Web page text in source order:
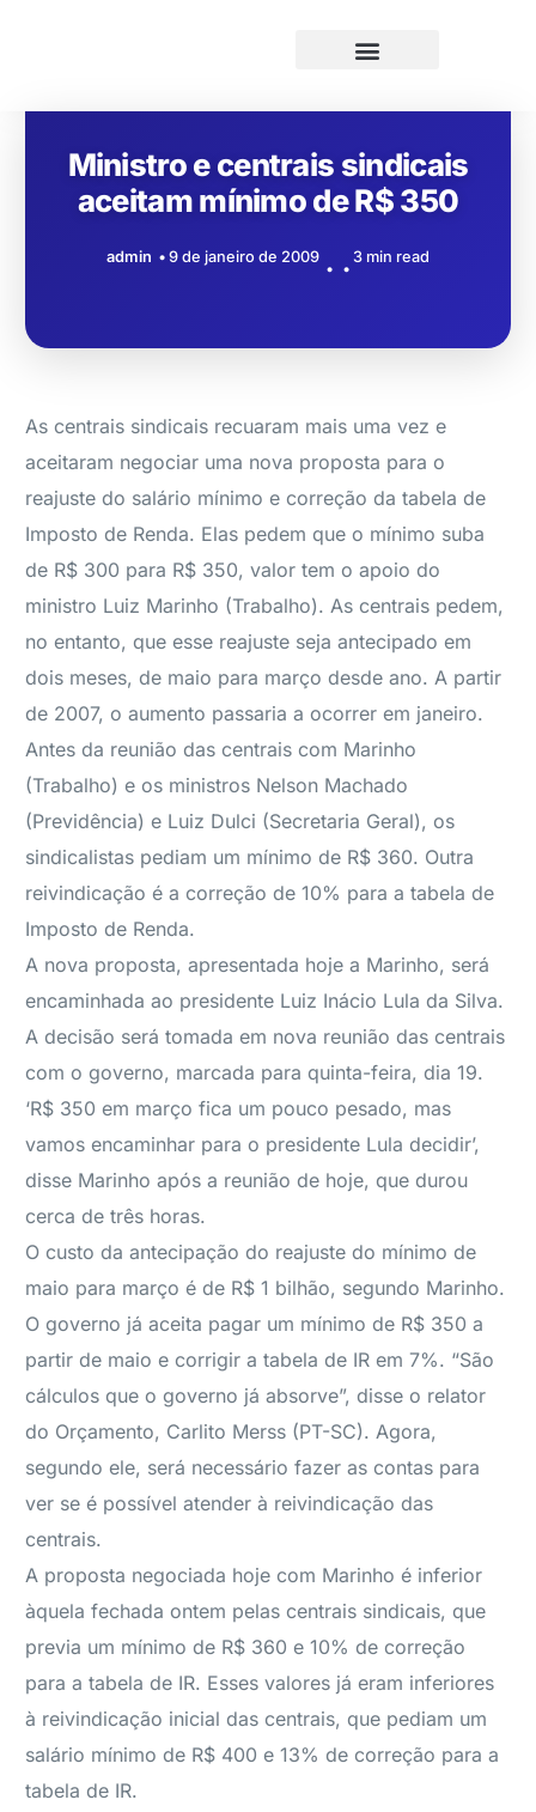
Ministro e centrais sindicais
aceitam mínimo de R$ 350
admin 9 de janeiro de 2009 3 min read
As centrais sindicais recuaram mais uma vez e
aceitaram negociar uma nova proposta para o
reajuste do salário mínimo e correção da tabela de
Imposto de Renda. Elas pedem que o mínimo suba
de R$ 300 para R$ 350, valor tem o apoio do
ministro Luiz Marinho (Trabalho). As centrais pedem,
no entanto, que esse reajuste seja antecipado em
dois meses, de maio para março desde ano. A partir
de 2007, o aumento passaria a ocorrer em janeiro.
Antes da reunião das centrais com Marinho
(Trabalho) e os ministros Nelson Machado
(Previdência) e Luiz Dulci (Secretaria Geral), os
sindicalistas pediam um mínimo de R$ 360. Outra
reivindicação é a correção de 10% para a tabela de
Imposto de Renda.
A nova proposta, apresentada hoje a Marinho, será
encaminhada ao presidente Luiz Inácio Lula da Silva.
A decisão será tomada em nova reunião das centrais
com o governo, marcada para quinta-feira, dia 19.
‘R$ 350 em março fica um pouco pesado, mas
vamos encaminhar para o presidente Lula decidir’,
disse Marinho após a reunião de hoje, que durou
cerca de três horas.
O custo da antecipação do reajuste do mínimo de
maio para março é de R$ 1 bilhão, segundo Marinho.
O governo já aceita pagar um mínimo de R$ 350 a
partir de maio e corrigir a tabela de IR em 7%. “São
cálculos que o governo já absorve”, disse o relator
do Orçamento, Carlito Merss (PT-SC). Agora,
segundo ele, será necessário fazer as contas para
ver se é possível atender à reivindicação das
centrais.
A proposta negociada hoje com Marinho é inferior
àquela fechada ontem pelas centrais sindicais, que
previa um mínimo de R$ 360 e 10% de correção
para a tabela de IR. Esses valores já eram inferiores
à reivindicação inicial das centrais, que pediam um
salário mínimo de R$ 400 e 13% de correção para a
tabela de IR.